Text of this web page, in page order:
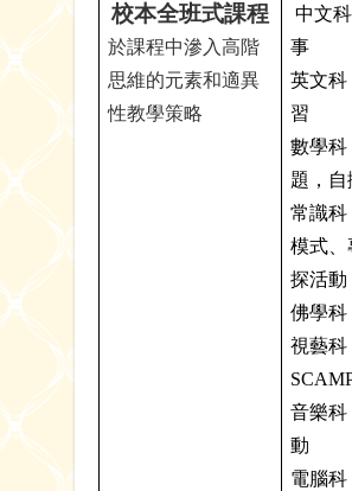
校本全班式課程
於課程中滲入高階
思維的元素和適異
性教學策略
中文
事
英文科
習
數學科
題，自
常識科
模式、
探活動
佛學科
視藝科
音樂科
動
電腦科